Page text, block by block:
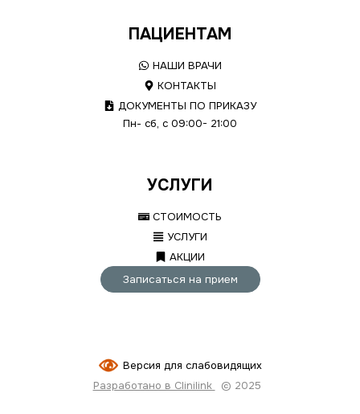
ПАЦИЕНТАМ
НАШИ ВРАЧИ
КОНТАКТЫ
ДОКУМЕНТЫ ПО ПРИКАЗУ
Пн- сб, с 09:00- 21:00
УСЛУГИ
СТОИМОСТЬ
УСЛУГИ
АКЦИИ
Записаться на прием
Версия для слабовидящих
Разработано в Clinilink
© 2025